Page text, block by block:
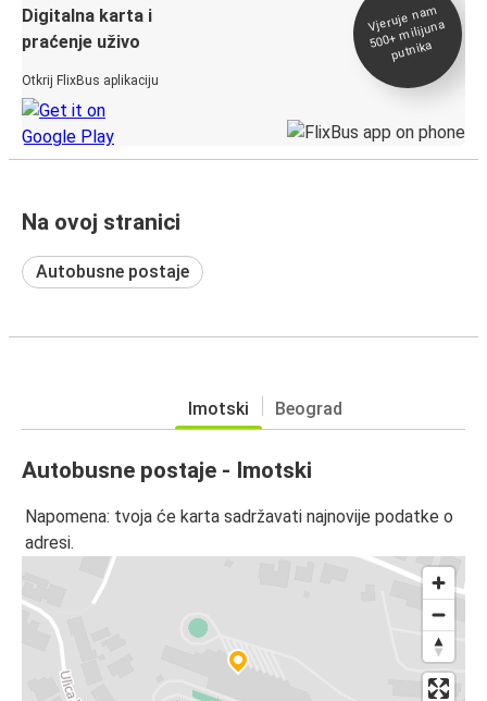
Digitalna karta i
praćenje uživo
Otkrij FlixBus aplikaciju
Vjeruje na
m
500+
milijuna
putnika
Na ovoj stranici
Autobusne postaje
Imotski Beograd
Autobusne postaje - Imotski
Napomena: tvoja će karta sadržavati najnovije podatke o
adresi.